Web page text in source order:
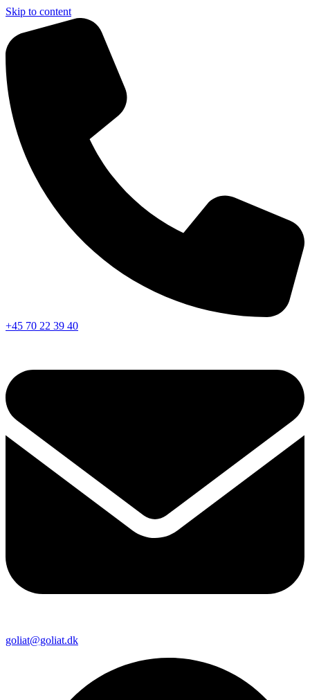
Skip to content
+45 70 22 39 40
goliat@goliat.dk